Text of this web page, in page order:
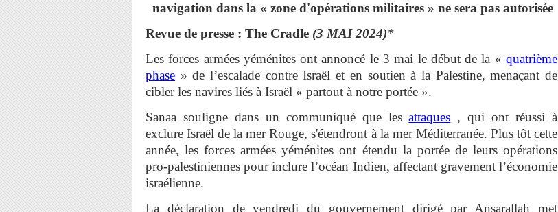
navigation dans la « zone d'opérations militaires » ne sera pas autorisée
Revue de presse : The Cradle (3 MAI 2024)*
Les forces armées yéménites ont annoncé le 3 mai le début de la « quatrième
phase » de l’escalade contre Israël et en soutien à la Palestine, menaçant de
cibler les navires liés à Israël « partout à notre portée ».
Sanaa souligne dans un communiqué que lesattaques , qui ont réussi à
exclure Israël de la mer Rouge, s'étendront à la mer Méditerranée. Plus tôt cette
année, les forces armées yéménites ont étendu la portée de leurs opérations
pro-palestiniennes pour inclure l’océan Indien, affectant gravement l’économie
israélienne.
La déclaration de vendredi du gouvernement dirigé par Ansarallah met